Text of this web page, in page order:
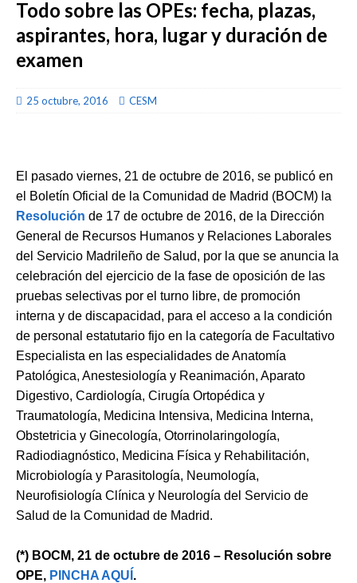
Todo sobre las OPEs: fecha, plazas,
aspirantes, hora, lugar y duración de
examen
25 octubre, 2016 CESM
El pasado viernes, 21 de octubre de 2016, se publicó en
el Boletín Oficial de la Comunidad de Madrid (BOCM) la
Resolución de 17 de octubre de 2016, de la Dirección
General de Recursos Humanos y Relaciones Laborales
del Servicio Madrileño de Salud, por la que se anuncia la
celebración del ejercicio de la fase de oposición de las
pruebas selectivas por el turno libre, de promoción
interna y de discapacidad, para el acceso a la condición
de personal estatutario fijo en la categoría de Facultativo
Especialista en las especialidades de Anatomía
Patológica, Anestesiología y Reanimación, Aparato
Digestivo, Cardiología, Cirugía Ortopédica y
Traumatología, Medicina Intensiva, Medicina Interna,
Obstetricia y Ginecología, Otorrinolaringología,
Radiodiagnóstico, Medicina Física y Rehabilitación,
Microbiología y Parasitología, Neumología,
Neurofisiología Clínica y Neurología del Servicio de
Salud de la Comunidad de Madrid.
(*) BOCM, 21 de octubre de 2016 – Resolución sobre
OPE, PINCHA AQUÍ .